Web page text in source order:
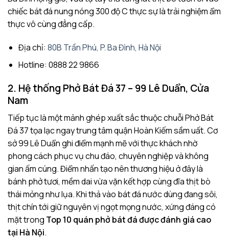
chiếc bát đá nung nóng 300 độ C thực sự là trải nghiệm ẩm
thực vô cùng đẳng cấp.
Địa chỉ: 80B Trần Phú, P. Ba Đình, Hà Nội
Hotline: 0888 22 9866
2. Hệ thống Phở Bát Đá 37 – 99 Lê Duẩn, Cửa
Nam
Tiếp tục là một mảnh ghép xuất sắc thuộc chuỗi Phở Bát
Đá 37 tọa lạc ngay trung tâm quận Hoàn Kiếm sầm uất. Cơ
sở 99 Lê Duẩn ghi điểm mạnh mẽ với thực khách nhờ
phong cách phục vụ chu đáo, chuyên nghiệp và không
gian ấm cúng. Điểm nhấn tạo nên thương hiệu ở đây là
bánh phở tươi, mềm dai vừa vặn kết hợp cùng đĩa thịt bò
thái mỏng như lụa. Khi thả vào bát đá nước dùng đang sôi,
thịt chín tới giữ nguyên vị ngọt mọng nước, xứng đáng có
mặt trong Top 10 quán phở bát đá được đánh giá cao
tại Hà Nội.